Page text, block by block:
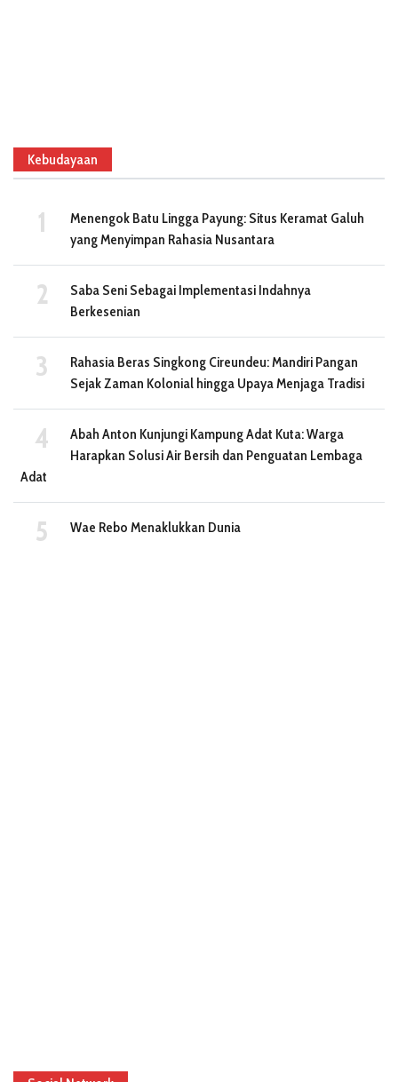
Kebudayaan
Menengok Batu Lingga Payung: Situs Keramat Galuh
yang Menyimpan Rahasia Nusantara
Saba Seni Sebagai Implementasi Indahnya
Berkesenian
Rahasia Beras Singkong Cireundeu: Mandiri Pangan
Sejak Zaman Kolonial hingga Upaya Menjaga Tradisi
Abah Anton Kunjungi Kampung Adat Kuta: Warga
Harapkan Solusi Air Bersih dan Penguatan Lembaga
Adat
Wae Rebo Menaklukkan Dunia